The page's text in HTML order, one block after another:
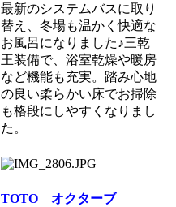
最新のシステムバスに取り
替え、冬場も温かく快適な
お風呂になりました♪三乾
王装備で、浴室乾燥や暖房
など機能も充実。踏み心地
の良い柔らかい床でお掃除
も格段にしやすくなりまし
た。
TOTO オクターブ